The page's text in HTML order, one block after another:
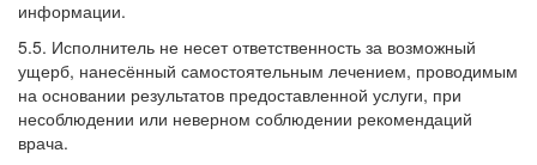
информации.
5.5. Исполнитель не несет ответственность за возможный
ущерб, нанесённый самостоятельным лечением, проводимым
на основании результатов предоставленной услуги, при
несоблюдении или неверном соблюдении рекомендаций
врача.